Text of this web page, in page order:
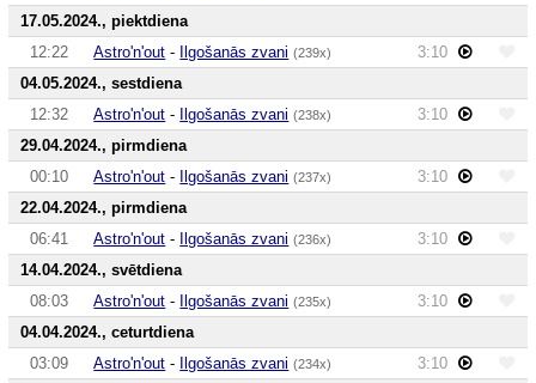
17.05.2024., piektdiena
12:22
Astro'n'out - Ilgošanās zvani (239x)
3:10
04.05.2024., sestdiena
12:32
Astro'n'out - Ilgošanās zvani (238x)
3:10
29.04.2024., pirmdiena
00:10
Astro'n'out - Ilgošanās zvani (237x)
3:10
22.04.2024., pirmdiena
06:41
Astro'n'out - Ilgošanās zvani (236x)
3:10
14.04.2024., svētdiena
08:03
Astro'n'out - Ilgošanās zvani (235x)
3:10
04.04.2024., ceturtdiena
03:09
Astro'n'out - Ilgošanās zvani (234x)
3:10